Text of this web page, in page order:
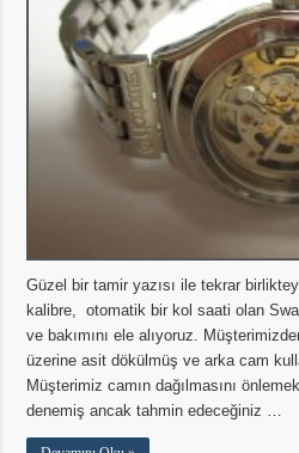
Güzel bir tamir yazısı ile tekrar
kalibre, otomatik bir kol saati olan
ve bakımını ele alıyoruz.
üzerine asit dökülmüş ve arka cam
Müşterimiz camın dağılmasını
denemiş ancak tahmin edeceğiniz …